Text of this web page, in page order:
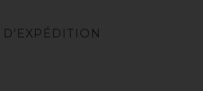
D'EXPÉDITION